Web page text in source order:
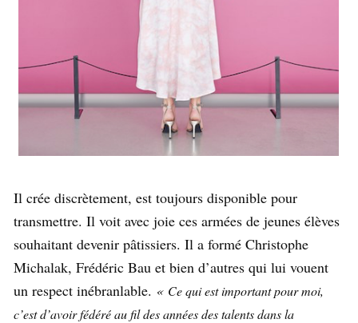
Il crée discrètement, est toujours disponible pour
transmettre. Il voit avec joie ces armées de jeunes élèves
souhaitant devenir pâtissiers. Il a formé Christophe
Michalak, Frédéric Bau et bien d’autres qui lui vouent
un respect inébranlable. « Ce qui est important pour moi,
c’est d’avoir fédéré au fil des années des talents dans la